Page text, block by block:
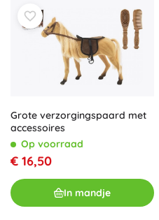
Grote verzorgingspaard met
accessoires
Op voorraad
€ 16,50
In mandje